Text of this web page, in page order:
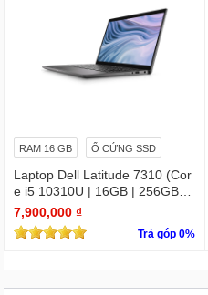
RAM 16 GB Ổ CỨNG SSD
Laptop Dell Latitude 7310 (Cor
e i5 10310U | 16GB | 256GB | I
ntel UHD | 13.3 FHD Cảm ứng
7,900,000 ₫
Trả góp 0%